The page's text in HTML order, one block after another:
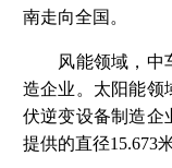
南走向全国。
风能领域，中车
造企业。太阳能领
伏逆变设备制造企
提供的直径15.673